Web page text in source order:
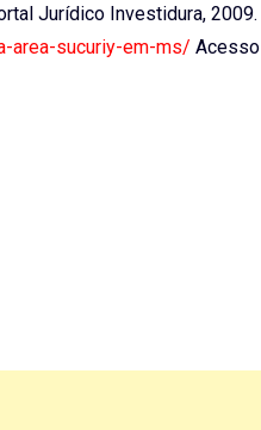
Jurídico Investidura, 2009.
area-sucuriy-em-ms/ Acesso